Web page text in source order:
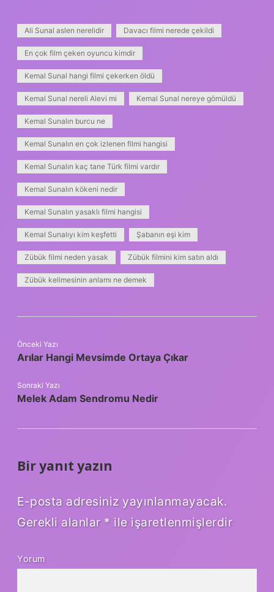
Ali Sunal aslen nerelidir Davacı filmi nerede çekildi
En çok film çeken oyuncu kimdir
Kemal Sunal hangi filmi çekerken öldü
Kemal Sunal nereli Alevi mi Kemal Sunal nereye gömüldü
Kemal Sunalın burcu ne
Kemal Sunalın en çok izlenen filmi hangisi
Kemal Sunalın kaç tane Türk filmi vardır
Kemal Sunalın kökeni nedir
Kemal Sunalın yasaklı filmi hangisi
Kemal Sunalıyı kim keşfetti Şabanın eşi kim
Zübük filmi neden yasak Zübük filmini kim satın aldı
Zübük kelimesinin anlamı ne demek
Önceki Yazı
Arılar Hangi Mevsimde Ortaya Çıkar
Sonraki Yazı
Melek Adam Sendromu Nedir
Bir yanıt yazın
E-posta adresiniz yayınlanmayacak.
Gerekli alanlar * ile işaretlenmişlerdir
Yorum